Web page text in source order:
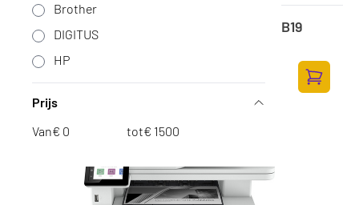
Brother
DIGITUS
HP
Prijs
Van€ tot€
HP LaserJet Pro MFP 3102fdw 3G630F#B19
Op voorraad
255,-
210,74 excl. BTW